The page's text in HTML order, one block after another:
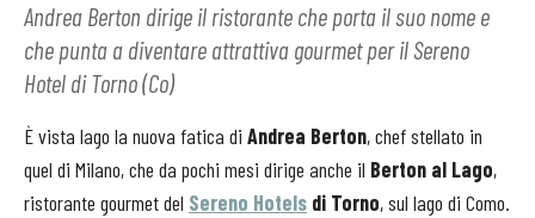
Andrea Berton dirige il ristorante che porta il suo nome e
che punta a diventare attrattiva gourmet per il Sereno
Hotel di Torno (Co)
È vista lago la nuova fatica di Andrea Berton, chef stellato in
quel di Milano, che da pochi mesi dirige anche il Berton al Lago,
ristorante gourmet del Sereno Hotels di Torno, sul lago di Como.